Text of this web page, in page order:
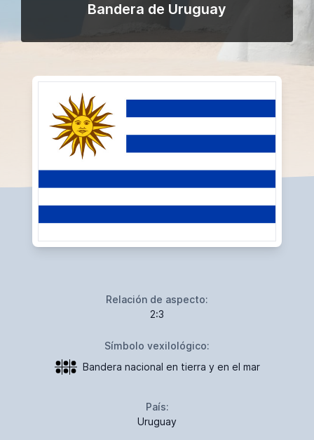
Bandera de Uruguay
Relación de aspecto:
2:3
Símbolo vexilológico:
Bandera nacional en tierra y en el mar
País:
Uruguay